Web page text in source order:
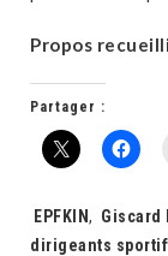
Propos
Partager :
Tags:
EPFKIN, Giscard
dirigeants